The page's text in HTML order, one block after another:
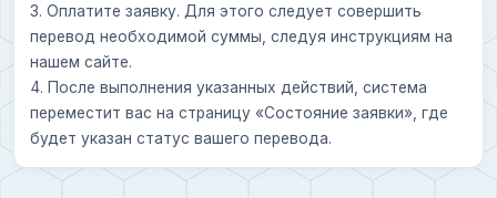
3. Оплатите заявку. Для этого следует совершить
перевод необходимой суммы, следуя инструкциям на
нашем сайте.
4. После выполнения указанных действий, система
переместит вас на страницу «Состояние заявки», где
будет указан статус вашего перевода.